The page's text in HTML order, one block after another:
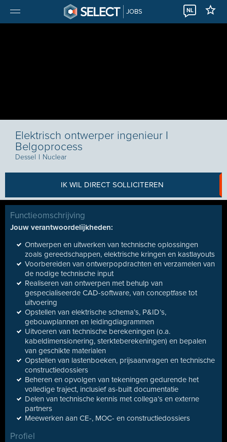
JOBS NL
Elektrisch ontwerper ingenieur I
Belgoprocess
Dessel I Nuclear
IK WIL DIRECT SOLLICITEREN
Functieomschrijving
Jouw verantwoordelijkheden:
Ontwerpen en uitwerken van technische oplossingen
zoals gereedschappen, elektrische kringen en kastlayouts
Voorbereiden van ontwerpopdrachten en verzamelen van
de nodige technische input
Realiseren van ontwerpen met behulp van
gespecialiseerde CAD-software, van conceptfase tot
uitvoering
Opstellen van elektrische schema’s, P&ID’s,
gebouwplannen en leidingdiagrammen
Uitvoeren van technische berekeningen (o.a.
kabeldimensionering, sterkteberekeningen) en bepalen
van geschikte materialen
Opstellen van lastenboeken, prijsaanvragen en technische
constructiedossiers
Beheren en opvolgen van tekeningen gedurende het
volledige traject, inclusief as-built documentatie
Delen van technische kennis met collega’s en externe
partners
Meewerken aan CE-, MOC- en constructiedossiers
Profiel